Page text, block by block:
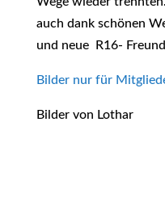
auch dank schönen
und neue R16-
Bilder nur für
Bilder von Lothar